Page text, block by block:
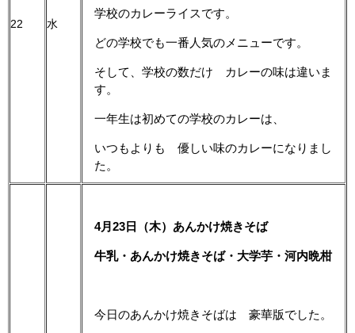
22 水
学校のカレーライスです。
どの学校でも一番人気のメニューです。
そして、学校の数だけ カレーの味は違いま
す。
一年生は初めての学校のカレーは、
いつもよりも 優しい味のカレーになりまし
た。
4月23日（木）あんかけ焼きそば
牛乳・あんかけ焼きそば・大学芋・河内晩柑
今日のあんかけ焼きそばは 豪華版でした。